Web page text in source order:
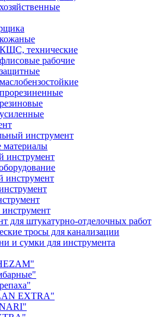
технические
рабочие
инструмент
материалы
инструмент
инструмент
для штукатурно-отделочных работ
тросы для канализации
и сумки для инструмента
EXTRA"